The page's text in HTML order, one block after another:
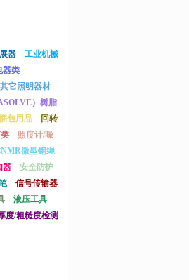
器
工业机械
器类
其它照明器材
）树脂
包用品
回转
照度计/噪
NMR微型钢绳
器
安全防护
信号传输器
液压工具
度/粗糙度检测